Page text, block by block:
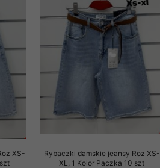
XS-
Rybaczki damskie jeansy Roz XS-
XL, 1 Kolor Paczka 10 szt
osobowych.
udzielonego przez
sierpnia 1997 r. o
przechowujemy na
jedynie uprawnieni
danych w celu
na podstawie